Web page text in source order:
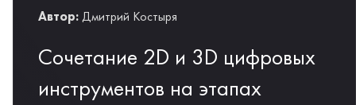
Автор: Дмитрий Костыря
Сочетание 2D и 3D цифровых
инструментов на этапах